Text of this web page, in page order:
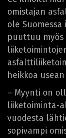
omistajan
ole
puuttuu myös
heikkoa
– Myynti on
liiketoiminta-
vuodesta
sopivampi